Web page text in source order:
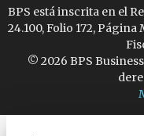
BPS está inscrita en el
24.100, Folio 172,
© 2026 BPS